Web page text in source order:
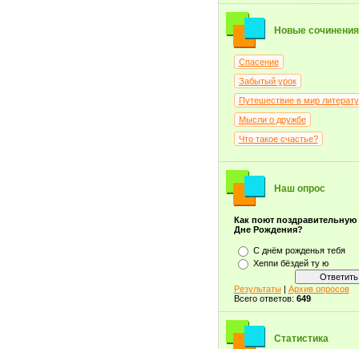
Новые сочинения
Спасение
Забытый урок
Путешествие в мир
Мысли о дружбе
Что такое счастье?
Наш опрос
Как поют
Дне Рождения?
С днём рожденья тебя
Хеппи бёздей ту ю
Результаты| Архив опросов
Всего ответов: 649
Статистика